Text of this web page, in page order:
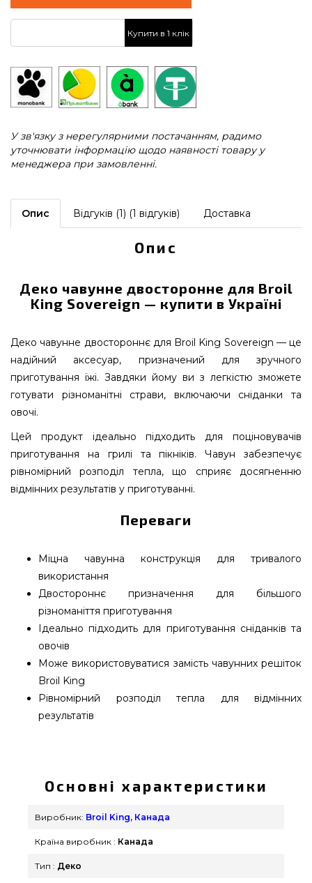
Купити в 1 клік
У зв'язку з нерегулярними постачанням, радимо
уточнювати інформацію щодо наявності товару у
менеджера при замовленні.
Опис Відгуків (1) (1 відгуків) Доставка
Опис
Деко чавунне двосторонне для Broil
King Sovereign — купити в Україні
Деко чавунне двостороннє для Broil King Sovereign — це
надійний аксесуар, призначений для зручного
приготування їжі. Завдяки йому ви з легкістю зможете
готувати різноманітні страви, включаючи сніданки та
овочі.
Цей продукт ідеально підходить для поціновувачів
приготування на грилі та пікніків. Чавун забезпечує
рівномірний розподіл тепла, що сприяє досягненню
відмінних результатів у приготуванні.
Переваги
Міцна чавунна конструкція для тривалого
використання
Двостороннє призначення для більшого
різноманіття приготування
Ідеально підходить для приготування сніданків та
овочів
Може використовуватися замість чавунних решіток
Broil King
Рівномірний розподіл тепла для відмінних
результатів
виробника Broil King, Канада за актуальною
ціною всего 5 490 грн. в онлайн магазині грилів та
мангалів Гриль Поінт. Погляньте і купіть також
прямо зараз нашим менеджерам по номеру
(044) 334-76-95 и мы допоможемо придбати
Основні характеристики
Виробник: Broil King, Канада
Країна виробник : Канада
Тип : Деко